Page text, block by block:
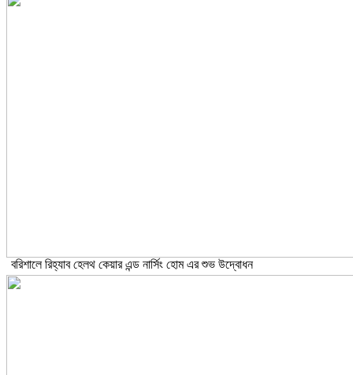
বরিশালে রিহ্যাব হেলথ কেয়ার এন্ড নার্সিং হোম এর শুভ উদ্বোধন